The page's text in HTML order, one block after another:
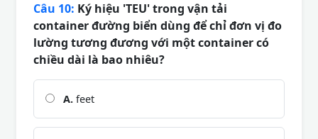
Câu 10: Ký hiệu 'TEU' trong vận tải
container đường biển dùng để chỉ đơn vị đo
lường tương đương với một container có
chiều dài là bao nhiêu?
A. feet